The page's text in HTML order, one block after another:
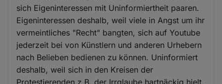
sich Eigeninteressen mit Uninformiertheit paaren.
Eigeninteressen deshalb, weil viele in Angst um ihr
vermeintliches "Recht" bangten, sich auf Youtube
jederzeit bei von Künstlern und anderen Urhebern
nach Belieben bedienen zu können. Uninformiert
deshalb, weil sich in den Kreisen der